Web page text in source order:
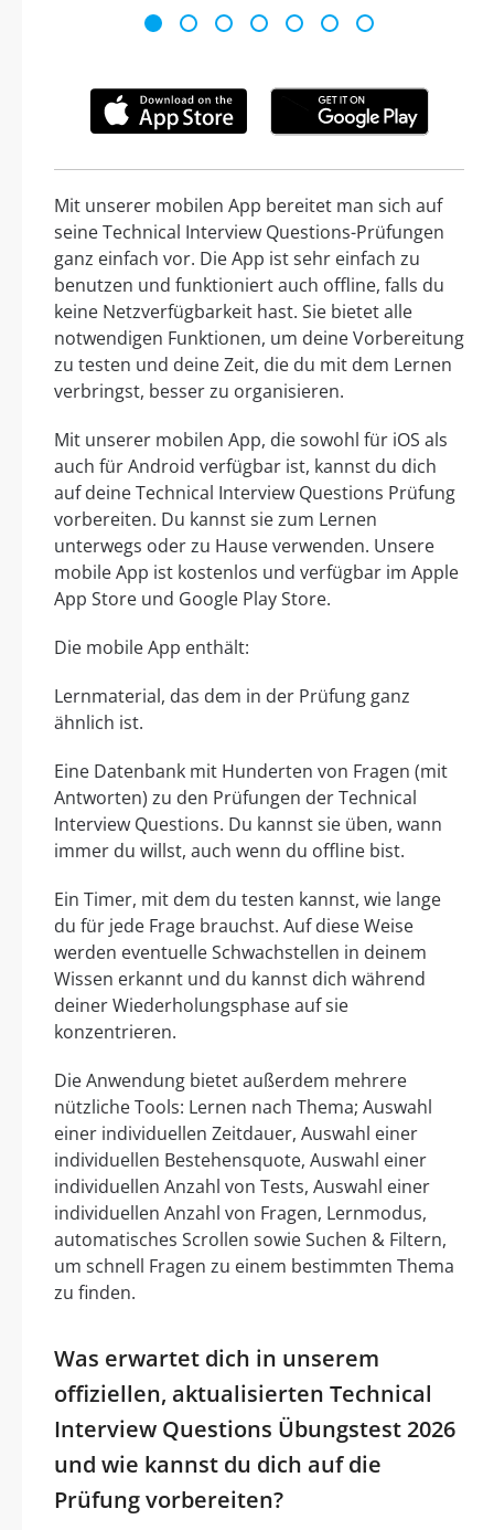
Mit unserer mobilen App bereitet man sich auf
seine Technical Interview Questions-Prüfungen
ganz einfach vor. Die App ist sehr einfach zu
benutzen und funktioniert auch offline, falls du
keine Netzverfügbarkeit hast. Sie bietet alle
notwendigen Funktionen, um deine Vorbereitung
zu testen und deine Zeit, die du mit dem Lernen
verbringst, besser zu organisieren.
Mit unserer mobilen App, die sowohl für iOS als
auch für Android verfügbar ist, kannst du dich
auf deine Technical Interview Questions Prüfung
vorbereiten. Du kannst sie zum Lernen
unterwegs oder zu Hause verwenden. Unsere
mobile App ist kostenlos und verfügbar im Apple
App Store und Google Play Store.
Die mobile App enthält:
Lernmaterial, das dem in der Prüfung ganz
ähnlich ist.
Eine Datenbank mit Hunderten von Fragen (mit
Antworten) zu den Prüfungen der Technical
Interview Questions. Du kannst sie üben, wann
immer du willst, auch wenn du offline bist.
Ein Timer, mit dem du testen kannst, wie lange
du für jede Frage brauchst. Auf diese Weise
werden eventuelle Schwachstellen in deinem
Wissen erkannt und du kannst dich während
deiner Wiederholungsphase auf sie
konzentrieren.
Die Anwendung bietet außerdem mehrere
nützliche Tools: Lernen nach Thema; Auswahl
einer individuellen Zeitdauer, Auswahl einer
individuellen Bestehensquote, Auswahl einer
individuellen Anzahl von Tests, Auswahl einer
individuellen Anzahl von Fragen, Lernmodus,
automatisches Scrollen sowie Suchen & Filtern,
um schnell Fragen zu einem bestimmten Thema
zu finden.
Was erwartet dich in unserem
offiziellen, aktualisierten Technical
Interview Questions Übungstest 2026
und wie kannst du dich auf die
Prüfung vorbereiten?